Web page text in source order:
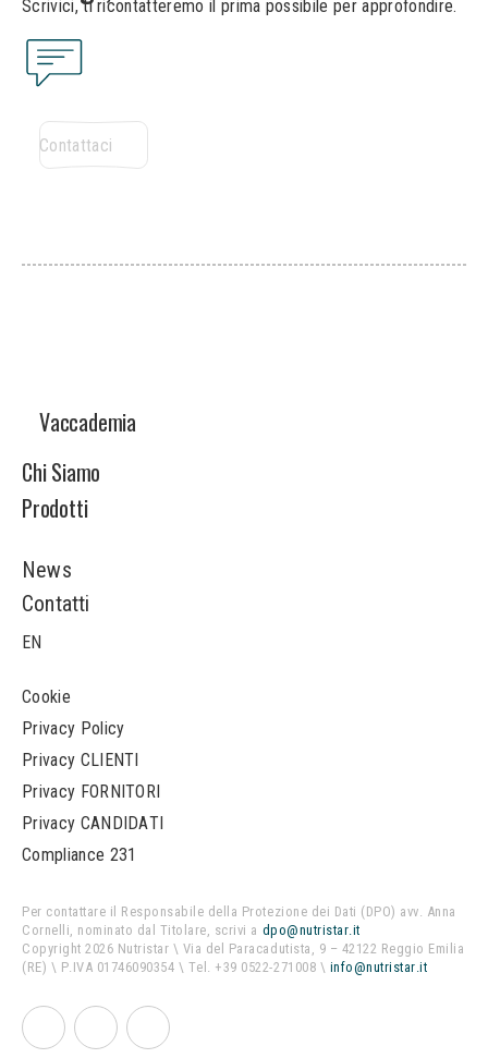
Scrivici, ti ricontatteremo il prima possibile per approfondire.
Contattaci
Vaccademia
Chi Siamo
Prodotti
News
Contatti
EN
Cookie
Privacy Policy
Privacy CLIENTI
Privacy FORNITORI
Privacy CANDIDATI
Compliance 231
Per contattare il Responsabile della Protezione dei Dati (DPO) avv. Anna
Cornelli, nominato dal Titolare, scrivi a dpo@nutristar.it
Copyright 2026 Nutristar \ Via del Paracadutista, 9 – 42122 Reggio Emilia
(RE) \ P.IVA 01746090354 \ Tel. +39 0522-271008 \ info@nutristar.it
FacebookYoutubeInstagram